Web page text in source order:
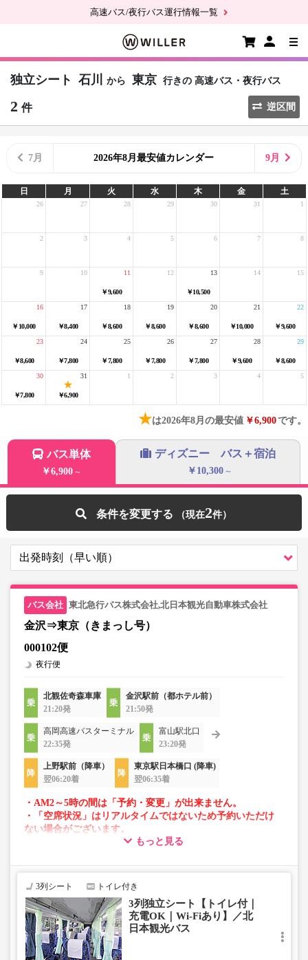
高速バス/夜行バス運行情報一覧
独立シート 石川 から 東京 行きの 高速バス・夜行バス
2 件 逆区間
7月 2026年8月最安値カレンダー 9月
日 月 火 水 木 金 土
26 27 28 29 30 31 1
2 3 4 5 6 7 8
9 10
￥9,600
11 12
￥10,500
13 14 15
￥10,000
16
￥8,400
17
￥8,600
18
￥8,600
19
￥8,600
20
￥10,000
21
￥9,600
22
￥8,600
23
￥7,800
24
￥7,800
25
￥7,800
26
￥7,800
27
￥9,600
28
￥8,600
29
￥7,800
30
￥6,900
31 1 2 3 4 5
★は2026年8月の最安値 ￥6,900です。
バス単体
￥6,900 ～
ディズニー バス＋宿泊
￥10,300 ～
条件を変更する 2
東北急行バス株式会社,北日本観光自動車株式会社
金沢⇒東京（きまっし号）
000102便
夜行便
北観佐奇森車庫
21:20発
金沢駅前（都ホテル前）
21:50発
高岡高速バスターミナル
22:35発
富山駅北口
23:20発
上野駅前（降車）
翌06:20着
東京駅日本橋口 (降車)
翌06:35着
・AM2～5時の間は「予約・変更」が出来ません。
・「空席状況」はリアルタイムではないため予約いただけ
ない場合がございます。
・車両は予告なく変更となる場合がございます。これに伴
で、あらかじめご了承ください。
もっと見る
3列シート トイレ付き
3列独立シート【トイレ付｜
充電OK｜Wi-Fiあり】／北
日本観光バス